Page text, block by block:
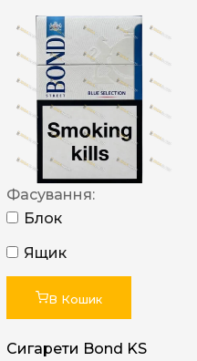
Фасування:
Блок
Ящик
В Кошик
Сигарети Bond KS